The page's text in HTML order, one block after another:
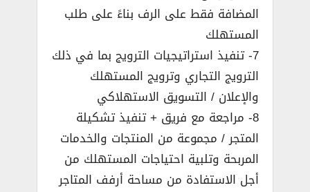
المضافة فقط على الرف بناءً على طلب
المستهلك
7- تنفيذ استراتيجيات الترويج بما في ذلك
الترويج التجاري وترويج المستهلك
والإعلان / التسويق الاستهلاكي
8- مراجعة مع فريق + تنفيذ تشكيلة
المتجر / مجموعة من المنتجات والخدمات
المربحة وتلبية احتياجات المستهلك من
أجل الاستفادة من مساحة أرفف المتاجر